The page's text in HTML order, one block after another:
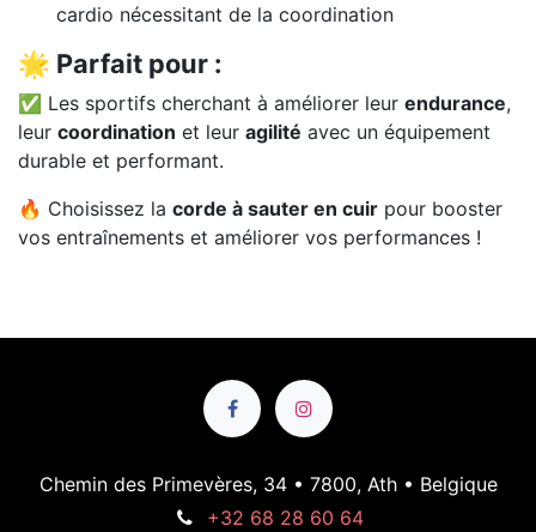
cardio nécessitant de la coordination
🌟 Parfait pour :
✅ Les sportifs cherchant à améliorer leur endurance,
leur coordination et leur agilité avec un équipement
durable et performant.
🔥 Choisissez la corde à sauter en cuir pour booster
vos entraînements et améliorer vos performances !
Chemin des Primevères, 34 • 7800, Ath • Belgique
+32 68 28 60 64